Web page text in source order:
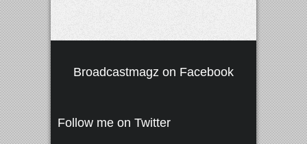
Broadcastmagz on Facebook
Follow me on Twitter